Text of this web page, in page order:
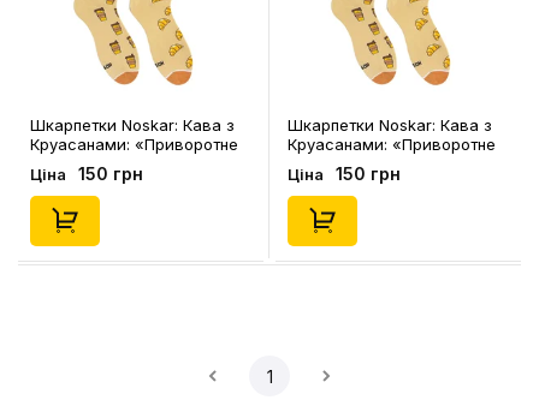
Шкарпетки Noskar: Кава з
Круасанами: «Приворотне
Зілля» (р. 41-46), (91504)
Ціна 150 грн
Шкарпетки Noskar: Кава з
Круасанами: «Приворотне
Зілля» (р. 36-40), (91503)
Ціна 150 грн
1